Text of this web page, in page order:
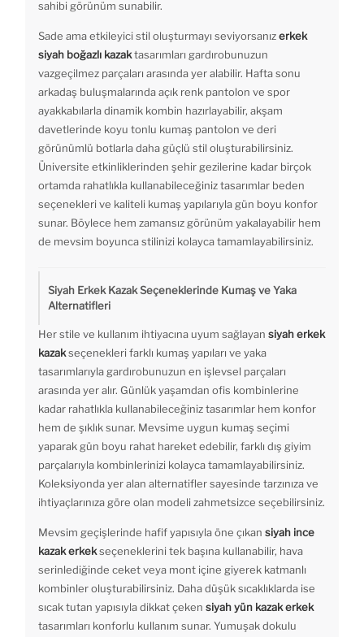
sahibi görünüm sunabilir.
Sade ama etkileyici stil oluşturmayı seviyorsanızerkek
siyah boğazlı kazaktasarımları gardırobunuzun
vazgeçilmez parçaları arasında yer alabilir. Hafta sonu
arkadaş buluşmalarında açık renk pantolon ve spor
ayakkabılarla dinamik kombin hazırlayabilir, akşam
davetlerinde koyu tonlu kumaş pantolon ve deri
görünümlü botlarla daha güçlü stil oluşturabilirsiniz.
Üniversite etkinliklerinden şehir gezilerine kadar birçok
ortamda rahatlıkla kullanabileceğiniz tasarımlar beden
seçenekleri ve kaliteli kumaş yapılarıyla gün boyu konfor
sunar. Böylece hem zamansız görünüm yakalayabilir hem
de mevsim boyunca stilinizi kolayca tamamlayabilirsiniz.
Siyah Erkek Kazak Seçeneklerinde Kumaş ve Yaka
Alternatifleri
Her stile ve kullanım ihtiyacına uyum sağlayan siyah erkek
kazakseçenekleri farklı kumaş yapıları ve yaka
tasarımlarıyla gardırobunuzun en işlevsel parçaları
arasında yer alır. Günlük yaşamdan ofis kombinlerine
kadar rahatlıkla kullanabileceğiniz tasarımlar hem konfor
hem de şıklık sunar. Mevsime uygun kumaş seçimi
yaparak gün boyu rahat hareket edebilir, farklı dış giyim
parçalarıyla kombinlerinizi kolayca tamamlayabilirsiniz.
Koleksiyonda yer alan alternatifler sayesinde tarzınıza ve
ihtiyaçlarınıza göre olan modeli zahmetsizce seçebilirsiniz.
Mevsim geçişlerinde hafif yapısıyla öne çıkan siyah ince
kazak erkekseçeneklerini tek başına kullanabilir, hava
serinlediğinde ceket veya mont içine giyerek katmanlı
kombinler oluşturabilirsiniz. Daha düşük sıcaklıklarda ise
sıcak tutan yapısıyla dikkat çeken siyah yün kazak erkek
tasarımları konforlu kullanım sunar. Yumuşak dokulu